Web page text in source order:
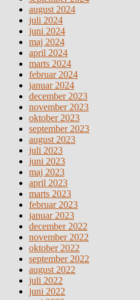
august 2024
juli 2024
juni 2024
maj 2024
april 2024
marts 2024
februar 2024
januar 2024
december 2023
november 2023
oktober 2023
september 2023
august 2023
juli 2023
juni 2023
maj 2023
april 2023
marts 2023
februar 2023
januar 2023
december 2022
november 2022
oktober 2022
september 2022
august 2022
juli 2022
juni 2022